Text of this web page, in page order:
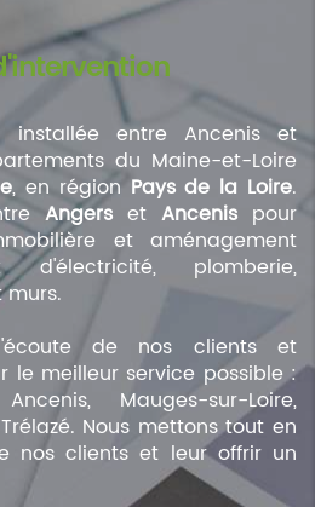
installée entre Ancenis et
du Maine-et-Loire
, en région Pays de la Loire.
Angers et Ancenis pour
et aménagement
d'électricité, plomberie,
de nos clients et
le meilleur service possible :
Mauges-sur-Loire,
Nous mettons tout en
nos clients et leur offrir un